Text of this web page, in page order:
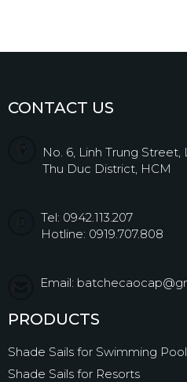
CONTACT US
No. 6, Linh Trung Street,
Thu Duc District, HCM
Tel: 0942.113.207
Hotline: 0919.707.808
Email:
PRODUCTS
Shade Sails for Swimming Pool
Shade Sails for Resorts